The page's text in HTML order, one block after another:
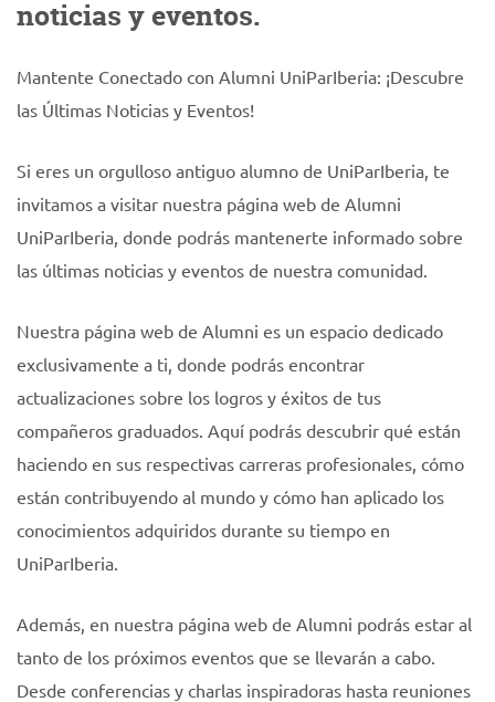
noticias y eventos.
Mantente Conectado con Alumni UniParIberia: ¡Descubre
las Últimas Noticias y Eventos!
Si eres un orgulloso antiguo alumno de UniParIberia, te
invitamos a visitar nuestra página web de Alumni
UniParIberia, donde podrás mantenerte informado sobre
las últimas noticias y eventos de nuestra comunidad.
Nuestra página web de Alumni es un espacio dedicado
exclusivamente a ti, donde podrás encontrar
actualizaciones sobre los logros y éxitos de tus
compañeros graduados. Aquí podrás descubrir qué están
haciendo en sus respectivas carreras profesionales, cómo
están contribuyendo al mundo y cómo han aplicado los
conocimientos adquiridos durante su tiempo en
UniParIberia.
Además, en nuestra página web de Alumni podrás estar al
tanto de los próximos eventos que se llevarán a cabo.
Desde conferencias y charlas inspiradoras hasta reuniones